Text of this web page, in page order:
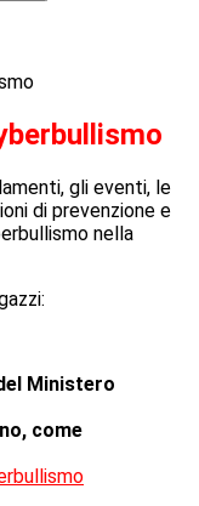
gli eventi, le
di prevenzione e
nella
Ministero
come